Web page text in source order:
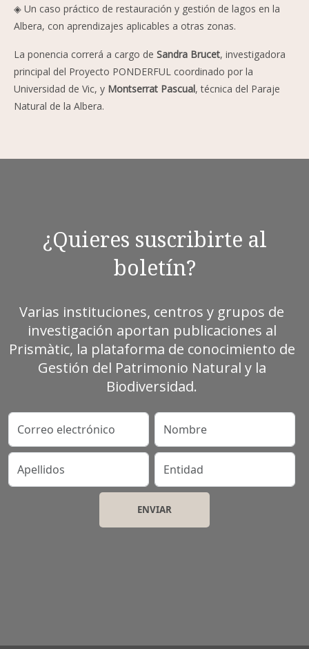
◈ Un caso práctico de restauración y gestión de lagos en la
Albera, con aprendizajes aplicables a otras zonas.
La ponencia correrá a cargo de Sandra Brucet, investigadora
principal del Proyecto PONDERFUL coordinado por la
Universidad de Vic, y Montserrat Pascual, técnica del Paraje
Natural de la Albera.
¿Quieres suscribirte al
boletín?
Varias instituciones, centros y grupos de
investigación aportan publicaciones al
Prismàtic, la plataforma de conocimiento de
Gestión del Patrimonio Natural y la
Biodiversidad.
Correo electrónico Nombre
Apellidos Entidad